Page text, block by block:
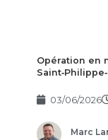
Opération en
03/06/2026
Marc